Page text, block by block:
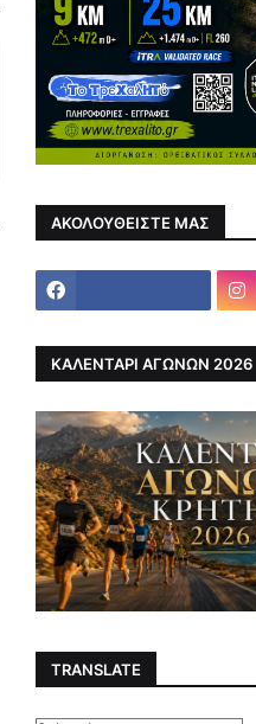
ΑΚΟΛΟΥΘΕΙΣΤΕ ΜΑΣ
ΚΑΛΕΝΤΑΡΙ ΑΓΩΝΩΝ 2026
TRANSLATE